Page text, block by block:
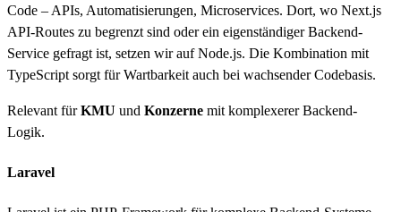
Code – APIs, Automatisierungen, Microservices. Dort, wo Next.js
API-Routes zu begrenzt sind oder ein eigenständiger Backend-
Service gefragt ist, setzen wir auf Node.js. Die Kombination mit
TypeScript sorgt für Wartbarkeit auch bei wachsender Codebasis.
Relevant fürKMU und Konzerne mit komplexerer Backend-
Logik.
Laravel